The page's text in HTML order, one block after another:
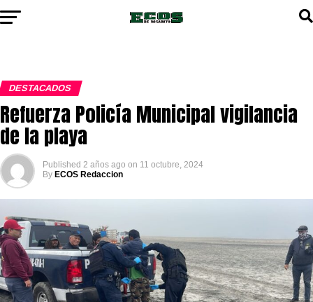
DESTACADOS
Refuerza Policía Municipal vigilancia
de la playa
Published 2 años ago on 11 octubre, 2024
By ECOS Redaccion